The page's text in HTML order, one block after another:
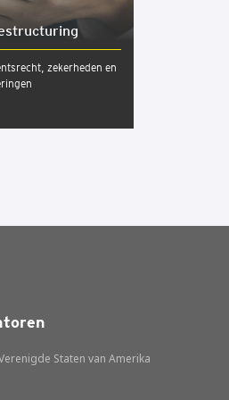
zekerheden en
Staten van Amerika